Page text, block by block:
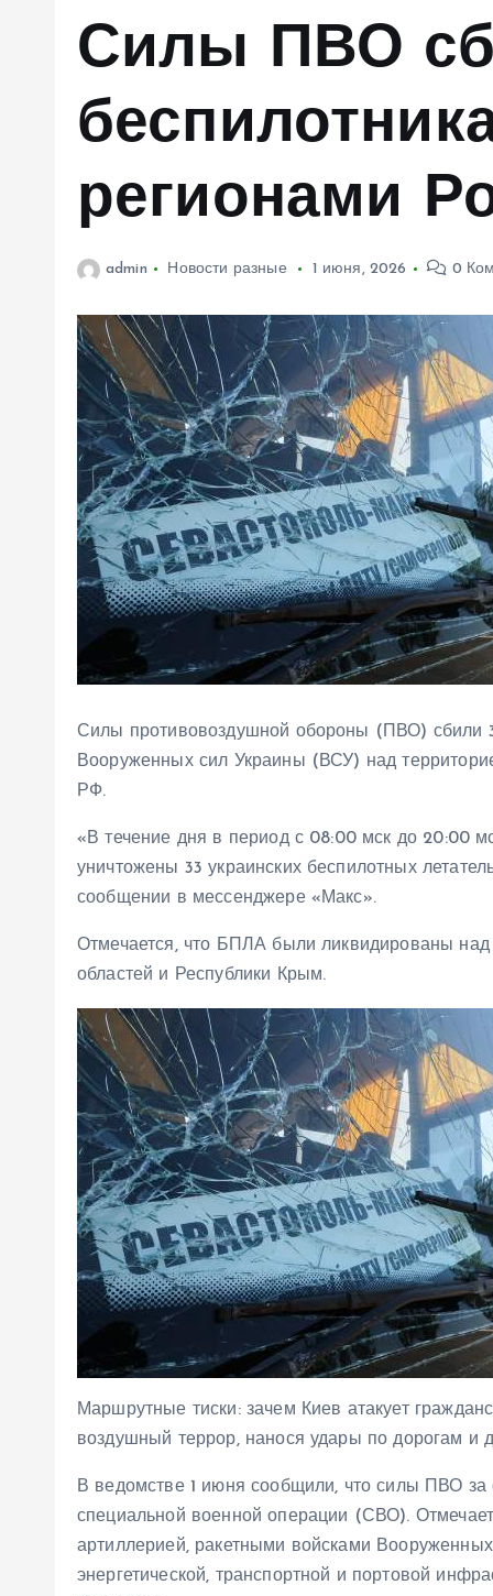
Силы ПВО
регионами
admin Новости разные 1 июня, 2026 0
Силы противовоздушной обороны (ПВО) сбили
Вооруженных сил Украины (ВСУ) над
РФ.
«В течение дня в период с 08:00 мск до 20:00
уничтожены 33 украинских беспилотных
сообщении в мессенджере «Макс».
Отмечается, что БПЛА были ликвидированы над
областей и Республики Крым.
Маршрутные тиски: зачем Киев атакует
воздушный террор, нанося удары по дорогам и
В ведомстве 1 июня сообщили, что силы ПВО за
специальной военной операции (СВО).
артиллерией, ракетными войсками
энергетической, транспортной и портовой